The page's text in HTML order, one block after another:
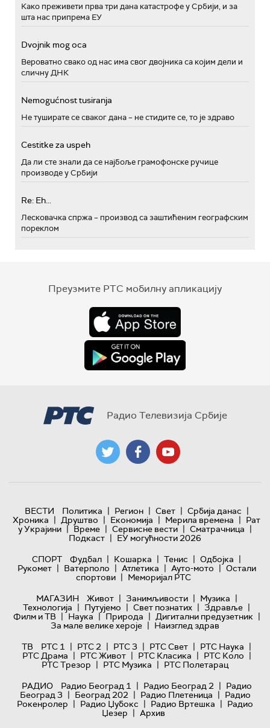
Како преживети прва три дана катастрофе у Србији, и за
шта нас припрема ЕУ
Dvojnik mog oca
Вероватно свако од нас има свог двојника са којим дели и
сличну ДНК
Nemogućnost tusiranja
Не туширате се сваког дана – не стидите се, то је здраво
Cestitke za uspeh
Да ли сте знали да се најбоље грамофонске ручице
производе у Србији
Re: Eh...
Лесковачка спржа – производ са заштићеним географским
пореклом
Преузмите РТС мобилну апликацију
Радио Телевизија Србије
ВЕСТИ Политика | Регион | Свет | Србија данас |
Хроника | Друштво | Економија | Мерила времена | Рат
у Украјини | Време | Сервисне вести | Сматрачница |
Подкаст | ЕУ могућности 2026
СПОРТ
Фудбал | Кошарка | Тенис | Одбојка |
Рукомет | Ватерполо | Атлетика | Ауто-мото | Остали
спортови | Меморијал РТС
МАГАЗИН
Живот | Занимљивости | Музика |
Технологијa | Путујемо | Свет познатих | Здравље |
Филм и ТВ | Наука | Природа | Дигитални предузетник |
За мале велике хероје | Наизглед здрав
ТВ
РТС 1 | РТС 2 | РТС 3 | РТС Свет | РТС Наука |
РТС Драма | РТС Живот | РТС Класика | РТС Коло |
РТС Трезор | РТС Музика | РТС Полетарац
РАДИО
Радио Београд 1 | Радио Београд 2 | Радио
Београд 3 | Београд 202 | Радио Плетеница | Радио
Рокенролер | Радио Џубокс | Радио Вртешка | Радио
Џезер | Архив